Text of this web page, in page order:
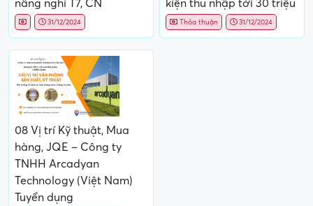
nâng nghỉ T7, CN
31/12/2024
kiện thu nhập tới 30 triệu
Thỏa thuận 31/12/2024
08 Vị trí Kỹ thuật, Mua
hàng, JQE – Công ty
TNHH Arcadyan
Technology (Việt Nam)
Tuyển dụng